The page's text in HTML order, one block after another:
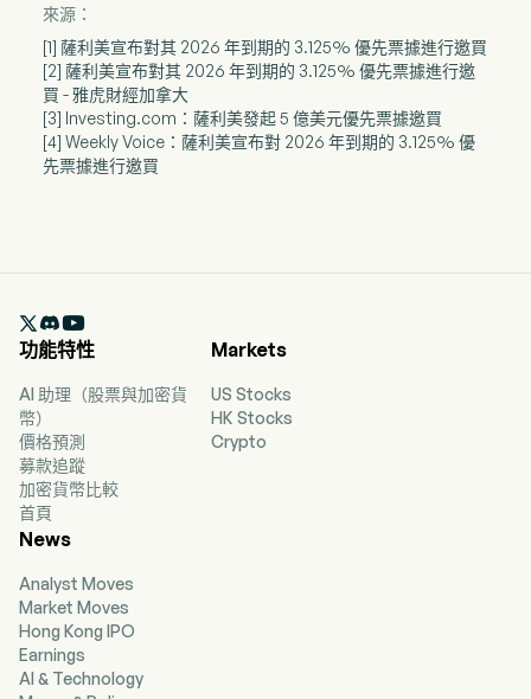
來源：
[1] 薩利美宣布對其 2026 年到期的 3.125% 優先票據進行邀買
[2] 薩利美宣布對其 2026 年到期的 3.125% 優先票據進行邀
買 - 雅虎財經加拿大
[3] Investing.com：薩利美發起 5 億美元優先票據邀買
[4] Weekly Voice：薩利美宣布對 2026 年到期的 3.125% 優
先票據進行邀買

功能特性
AI 助理（股票與加密貨
幣）
價格預測
募款追蹤
加密貨幣比較
首頁
Markets
US Stocks
HK Stocks
Crypto
News
Analyst Moves
Market Moves
Hong Kong IPO
Earnings
AI & Technology